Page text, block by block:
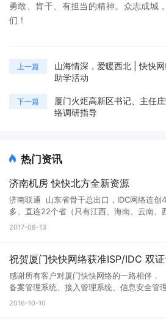
勇敢、肯干、有担当的精神。众志成城
们！
上一篇
山海情深，爱暖西北 | 快快
助学活动
下一篇
厦门火炬高新区书记、主任
络调研指导
热门资讯
济南机房 快快北方全新资源
济南联通 山东省骨干总出口，IDC网络连创4个第一： 1
多、直连22个省（只有江西、海南、云南、
新疆没有直连）。第二名是北京，直连20个省。 2、出省带宽最多
联通核心资源已由快快网络山东分公司独家签约。 服务器机
32G内存 240G SSD硬盘 --------------------------------------------
--------------- 高防A型：G口20M独享 60G防御 399元/月 高防B型：
G口30M独享 100G防御 699元/月 高防C型：G口100M独享 200G防御
1299元/月 高防D型：G口100M独享 300G防御 1799元/月 适合：游
戏，网站，APP，北方联通布点等业务 --------------------------------
2017-08-13
祝贺厦门快快网络获准ISP/IDC 双
感谢所有客户对厦门快快网络的一路相伴， 本公司已通过工信
备案管理系统、接入管理系统、信息安全管
经通信管局审批通过取得增值电信业务 ISP
2016-10-10